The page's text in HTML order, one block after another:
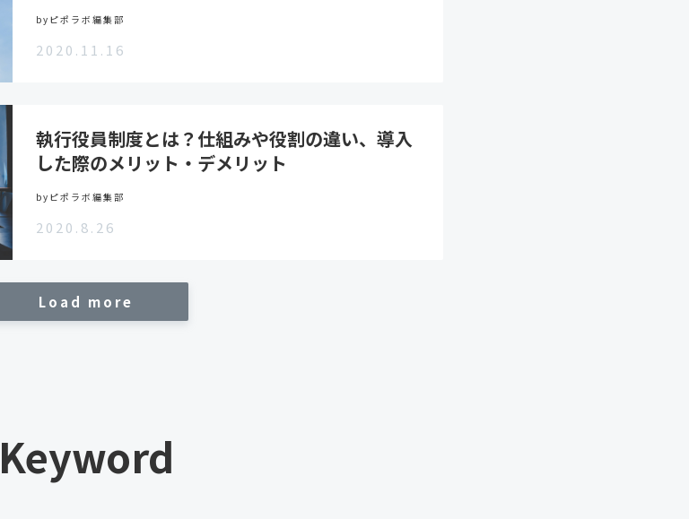
byピポラボ編集部
2020.11.16
執行役員制度とは？仕組みや役割の違い、導入
した際のメリット・デメリット
byピポラボ編集部
2020.8.26
Load more
Keyword